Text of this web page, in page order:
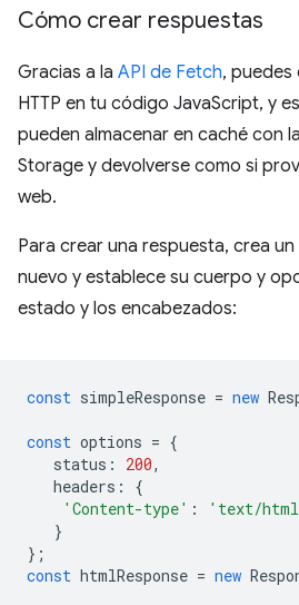
Cómo crear respuestas
Gracias a la API de Fetch, puedes
HTTP en tu código JavaScript, y
pueden almacenar en caché con
Storage y devolverse como si
web.
Para crear una respuesta, crea
nuevo y establece su cuerpo y
estado y los encabezados:
const simpleResponse = new
const options = {
status : 200,
headers :
{
'Content-type' :
'text/
}
};
const htmlResponse = new